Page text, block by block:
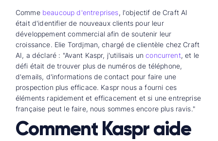
Comme beaucoup d'entreprises, l'objectif de Craft AI
était d'identifier de nouveaux clients pour leur
développement commercial afin de soutenir leur
croissance. Elie Tordjman, chargé de clientèle chez Craft
AI, a déclaré : "Avant Kaspr, j'utilisais un concurrent, et le
défi était de trouver plus de numéros de téléphone,
d'emails, d'informations de contact pour faire une
prospection plus efficace. Kaspr nous a fourni ces
éléments rapidement et efficacement et si une entreprise
française peut le faire, nous sommes encore plus ravis."
Comment Kaspr aide